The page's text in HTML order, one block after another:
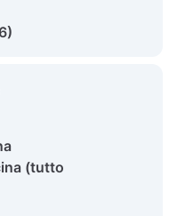
(tutto